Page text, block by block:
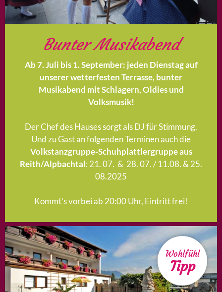
Bunter Musikabend
Ab 7. Juli bis 1. September: jeden Dienstag auf
unserer wetterfesten Terrasse, bunter
Musikabend mit Schlagern, Oldies und
Volksmusik!
Der Chef des Hauses sorgt als DJ für Stimmung.
Und zu Gast an folgenden Terminen auch die
Volkstanzgruppe-Schuhplattlergruppe aus
Reith/Alpbachtal: 21. 07. & 28. 07. / 11.08. & 25.
08.2025
Kommt's vorbei ab 20:00 Uhr, Eintritt frei!
Wohlfühl
Tipp